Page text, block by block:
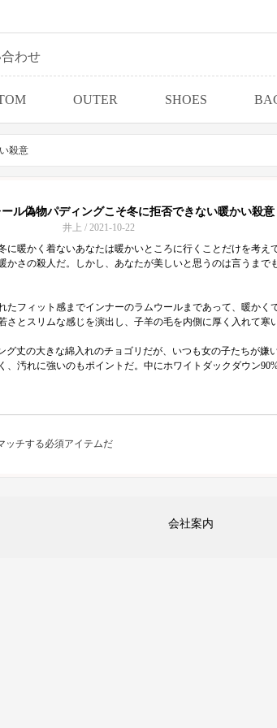
わせ
OUTER SHOES
殺意
ル偽物パディングこそ冬に拒否できない暖かい殺意
井上 / 2021-10-22
暖かく着ないあなたは暖かいところに行くことだけを考
さの殺人だ。しかし、あなたが美しいと思うのは言うま
フィット感までインナーのラムウールまであって、暖か
とスリムな感じを演出し、子羊の毛を内側に厚く入れて寒
丈の大きな綿入れのチョゴリだが、いつも女の子たちが嫌
汚れに強いのもポイントだ。中にホワイトダックダウン
ッチする必須アイテムだ
会社案内